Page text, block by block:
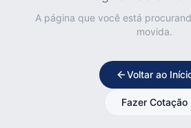
A página que você está
movida.
Voltar ao
Fazer Cotação